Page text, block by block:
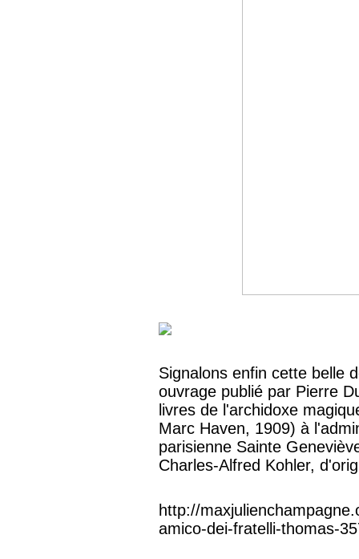
Signalons enfin cette belle
ouvrage publié par Pierre
livres de l'archidoxe
Marc Haven, 1909) à
parisienne Sainte
Charles-Alfred Kohler,
http://
amico-dei-fratelli-thomas-